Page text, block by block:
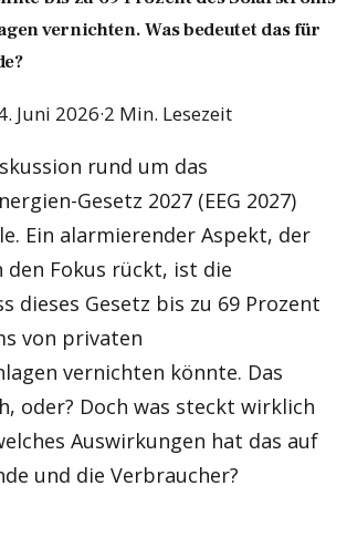
vernichten. Was bedeutet das für
Juni 2026·2 Min. Lesezeit
rund um das
Gesetz 2027 (EEG 2027)
Ein alarmierender Aspekt, der
Fokus rückt, ist die
dieses Gesetz bis zu 69 Prozent
von privaten
vernichten könnte. Das
oder? Doch was steckt wirklich
Auswirkungen hat das auf
und die Verbraucher?